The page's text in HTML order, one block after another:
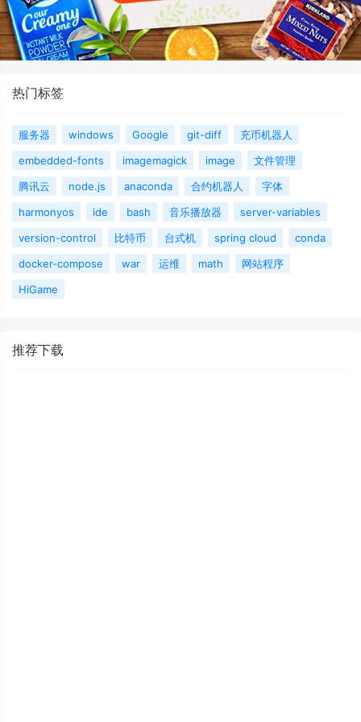
热门标签
服务器 windows Google git-diff
充币机器人
embedded-fonts
imagemagick image
文件管理
腾讯云
node.js anaconda 合约机器人
字体
harmonyos
ide bash 音乐播放器
server-variables
version-control
比特币 台式机 spring cloud
conda
docker-compose
war 运维 math
网站程序
HiGame
推荐下载